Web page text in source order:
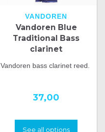
VANDOREN
Vandoren Blue
Traditional Bass
clarinet
Vandoren bass clarinet reed.
37,00
See all options